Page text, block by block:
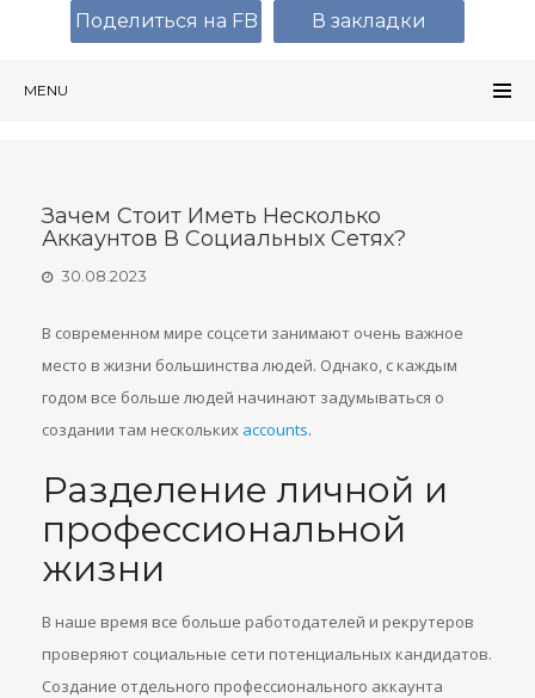
MENU
Зачем Стоит Иметь Несколько
Аккаунтов В Социальных Сетях?
30.08.2023
В современном мире соцсети занимают очень важное
место в жизни большинства людей. Однако, с каждым
годом все больше людей начинают задумываться о
создании там нескольких accounts.
Разделение личной и
профессиональной
жизни
В наше время все больше работодателей и рекрутеров
проверяют социальные сети потенциальных кандидатов.
Создание отдельного профессионального аккаунта
Поделиться на FB В закладки